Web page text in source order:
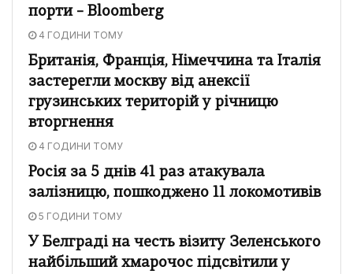
порти – Bloomberg
4 ГОДИНИ ТОМУ
Британія, Франція, Німеччина та Італія
застерегли москву від анексії
грузинських територій у річницю
вторгнення
4 ГОДИНИ ТОМУ
Росія за 5 днів 41 раз атакувала
залізницю, пошкоджено 11 локомотивів
5 ГОДИНИ ТОМУ
У Белграді на честь візиту Зеленського
найбільший хмарочос підсвітили у